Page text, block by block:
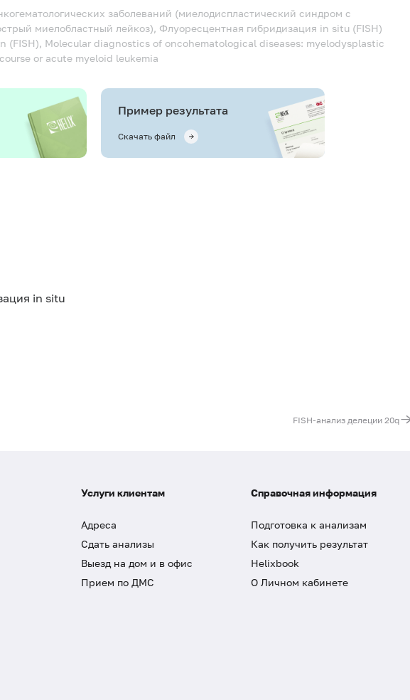
заболеваний (миелодиспластический синдром с
миелобластный лейкоз), Флуоресцентная гибридизация in situ (FISH)
(FISH), Molecular diagnostics of oncohematological diseases: myelodysplastic
or acute myeloid leukemia
Пример результата
Скачать файл
in situ
FISH-анализ делеции 20q
Услуги клиентам
Адреса
Сдать анализы
Выезд на дом и в офис
Прием по ДМС
Справочная информация
Подготовка к анализам
Как получить результат
Helixbook
О Личном кабинете